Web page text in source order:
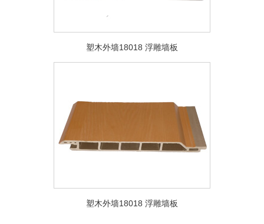
塑木外墙18018 浮雕墙板
塑木外墙18018 浮雕墙板